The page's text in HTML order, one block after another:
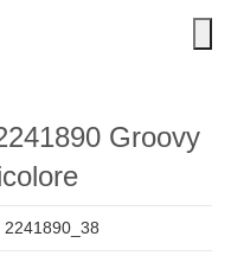
Groovy
2241890_38